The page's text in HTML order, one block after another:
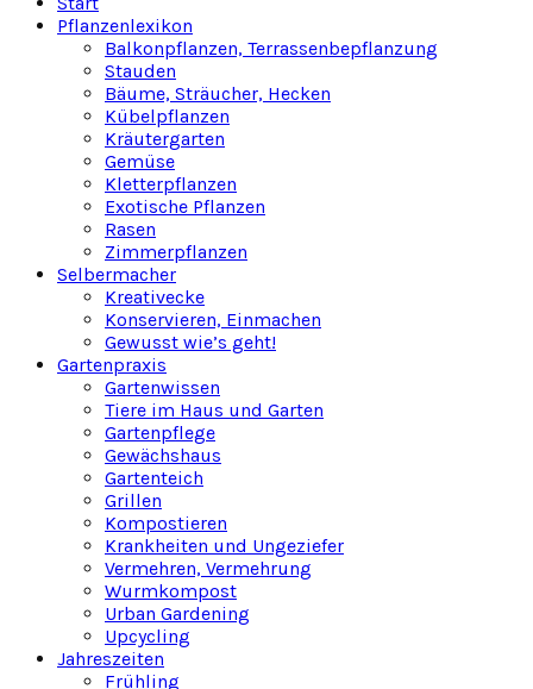
Pflanzenlexikon
Balkonpflanzen, Terrassenbepflanzung
Stauden
Bäume, Sträucher, Hecken
Kübelpflanzen
Kräutergarten
Gemüse
Kletterpflanzen
Exotische Pflanzen
Rasen
Zimmerpflanzen
Selbermacher
Kreativecke
Konservieren, Einmachen
Gewusst wie’s geht!
Gartenpraxis
Gartenwissen
Tiere im Haus und Garten
Gartenpflege
Gewächshaus
Gartenteich
Grillen
Kompostieren
Krankheiten und Ungeziefer
Vermehren, Vermehrung
Wurmkompost
Urban Gardening
Upcycling
Jahreszeiten
Frühling